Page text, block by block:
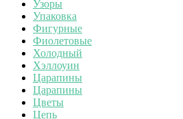
Узоры
Упаковка
Фигурные
Фиолетовые
Холодный
Хэллоуин
Царапины
Царапины
Цветы
Цепь